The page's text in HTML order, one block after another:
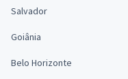
Salvador
Goiânia
Belo Horizonte